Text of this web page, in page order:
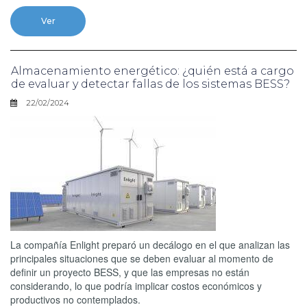
Ver
Almacenamiento energético: ¿quién está a cargo
de evaluar y detectar fallas de los sistemas BESS?
22/02/2024
La compañía Enlight preparó un decálogo en el que analizan las
principales situaciones que se deben evaluar al momento de
definir un proyecto BESS, y que las empresas no están
considerando, lo que podría implicar costos económicos y
productivos no contemplados.